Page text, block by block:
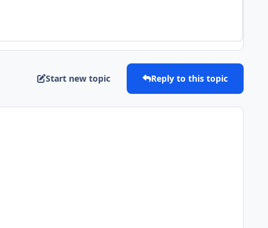
Start new topic Reply to this topic